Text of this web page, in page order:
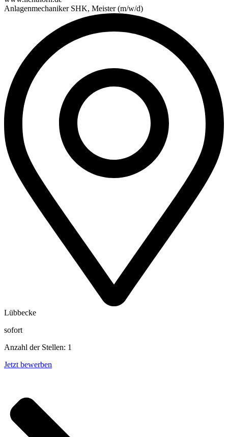
Anlagenmechaniker SHK, Meister (m/w/d)
Lübbecke
sofort
Anzahl der Stellen: 1
Jetzt bewerben